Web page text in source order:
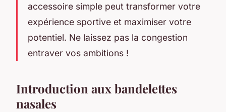
accessoire simple peut transformer votre
expérience sportive et maximiser votre
potentiel. Ne laissez pas la congestion
entraver vos ambitions !
Introduction aux bandelettes
nasales